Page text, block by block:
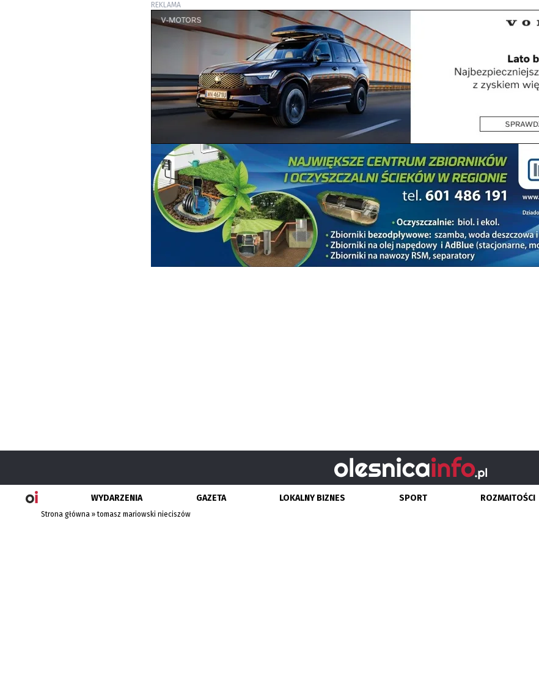
REKLAMA
WYDARZENIA GAZETA LOKALNY BIZNES SPORT ROZMAITOŚCI
Strona główna »tomasz mariowski nieciszów